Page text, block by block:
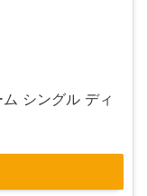
シングル ディ